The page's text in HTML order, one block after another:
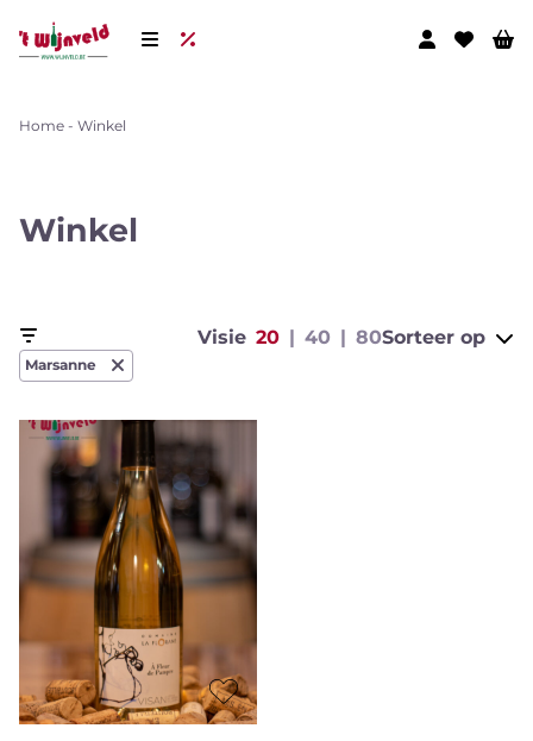
Home - Winkel
Winkel
Marsanne
Visie 20 40 80Sorteer op